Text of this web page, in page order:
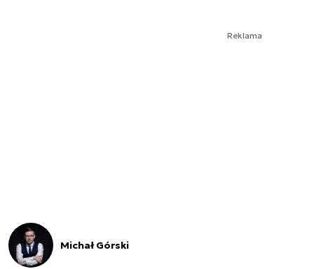
Reklama
Michał Górski